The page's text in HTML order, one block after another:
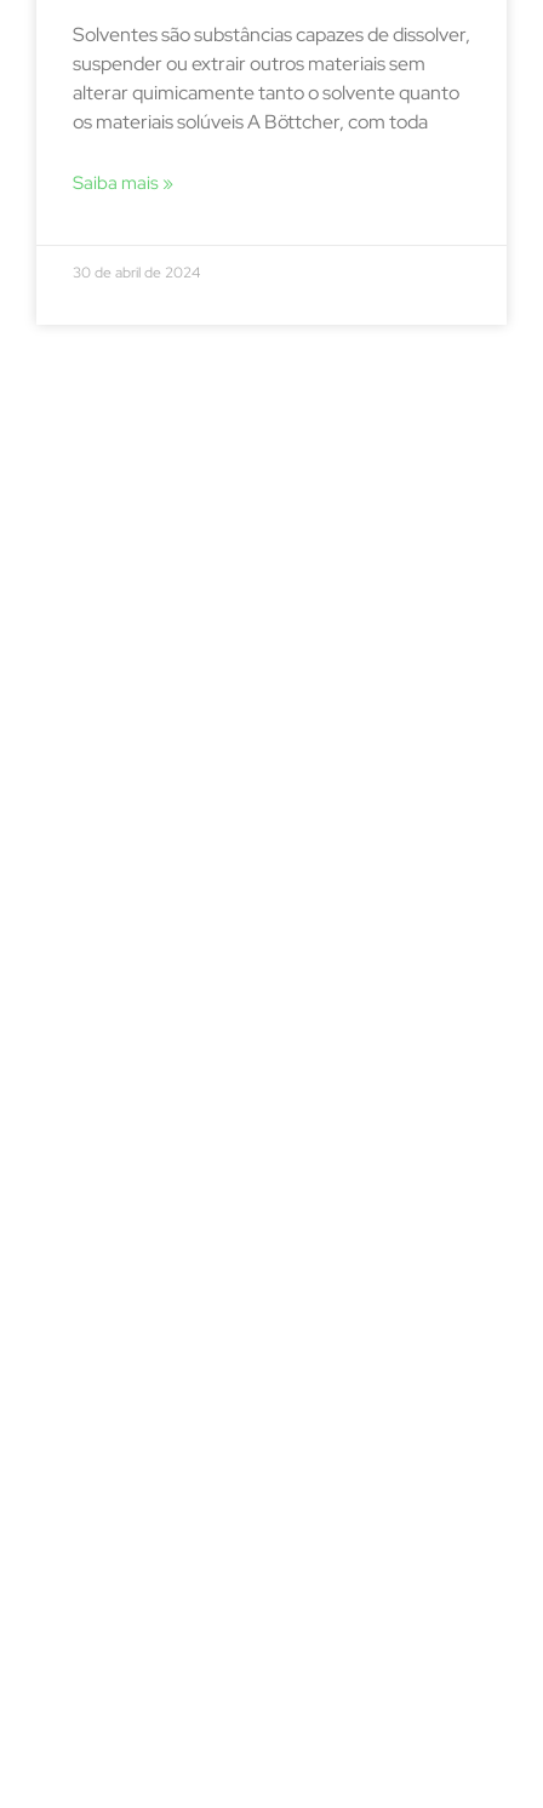
Solventes são substâncias capazes de dissolver,
suspender ou extrair outros materiais sem
alterar quimicamente tanto o solvente quanto
os materiais solúveis A Böttcher, com toda
Saiba mais »
30 de abril de 2024